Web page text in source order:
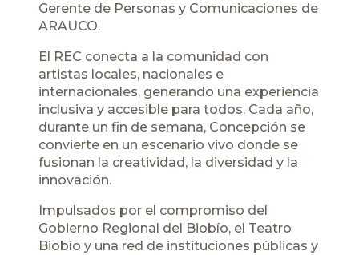
Gerente de Personas y Comunicaciones de
ARAUCO.
El REC conecta a la comunidad con
artistas locales, nacionales e
internacionales, generando una experiencia
inclusiva y accesible para todos. Cada año,
durante un fin de semana, Concepción se
convierte en un escenario vivo donde se
fusionan la creatividad, la diversidad y la
innovación.
Impulsados por el compromiso del
Gobierno Regional del Biobío, el Teatro
Biobío y una red de instituciones públicas y